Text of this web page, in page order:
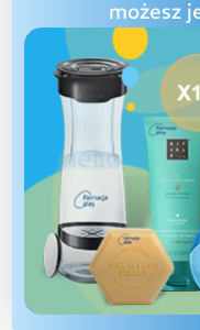
możesz